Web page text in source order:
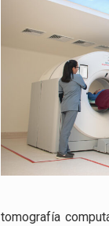
tomografía